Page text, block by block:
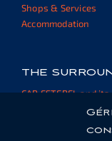
Shops & Services
Accommodation
THE
CAP ESTEREL and
External websites